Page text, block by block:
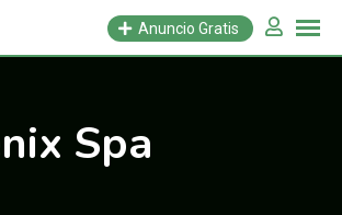
Anuncio Gratis
Spa